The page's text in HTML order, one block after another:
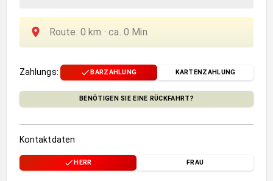
Route: 0 km ·ca. 0 Min
Zahlungs: BARZAHLUNG KARTENZAHLUNG
BENÖTIGEN SIE EINE RÜCKFAHRT?
Kontaktdaten
HERR FRAU